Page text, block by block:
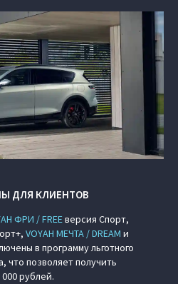
ДЛЯ КЛИЕНТОВ
ФРИ / FREEверсия Спорт,
VOYAH МЕЧТА / DREAM и
в программу льготного
что позволяет получить
рублей.